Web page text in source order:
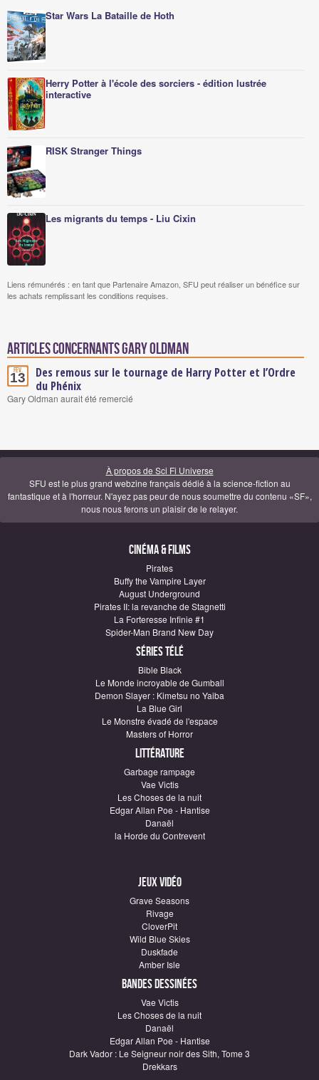
Star Wars La Bataille de Hoth
Herry Potter à l'école des sorciers - édition lustrée
interactive
RISK Stranger Things
Les migrants du temps - Liu Cixin
Liens rémunérés : en tant que Partenaire Amazon, SFU peut réaliser un bénéfice sur
les achats remplissant les conditions requises.
Articles concernants Gary Oldman
Fév.
13
Des remous sur le tournage de Harry Potter et l’Ordre
du Phénix
Gary Oldman aurait été remercié
À propos de Sci Fi Universe
SFU est le plus grand webzine français dédié à la science-fiction au
fantastique et à l'horreur. N'ayez pas peur de nous soumettre du contenu «SF»,
nous nous ferons un plaisir de le relayer.
Cinéma & Films
Pirates
Buffy the Vampire Layer
August Underground
Pirates II: la revanche de Stagnetti
La Forteresse Infinie #1
Spider-Man Brand New Day
Séries télé
Bible Black
Le Monde incroyable de Gumball
Demon Slayer : Kimetsu no Yaiba
La Blue Girl
Le Monstre évadé de l'espace
Masters of Horror
Littérature
Garbage rampage
Vae Victis
Les Choses de la nuit
Edgar Allan Poe - Hantise
Danaël
la Horde du Contrevent
Jeux vidéo
Grave Seasons
Rivage
CloverPit
Wild Blue Skies
Duskfade
Amber Isle
Bandes dessinées
Vae Victis
Les Choses de la nuit
Danaël
Edgar Allan Poe - Hantise
Dark Vador : Le Seigneur noir des Sith, Tome 3
Drekkars